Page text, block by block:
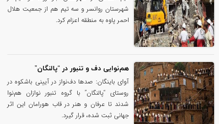
شهرستان روانسر و سه تیم هم از جمعیت هلال
احمر پاوه به منطقه اعزام کرد.
هم‌نوایی دف‌ و تنبور در “پالنگان”
آوای باینگان: صدها دف‌نواز در آیینی باشکوه در
روستای “پالنگان” با گروه تنبور نوازان هم‌نوا
شدند تا عرفان و هنر در قاب هورامان این اثر
جهانی ثبت شده، قرار گیرد.